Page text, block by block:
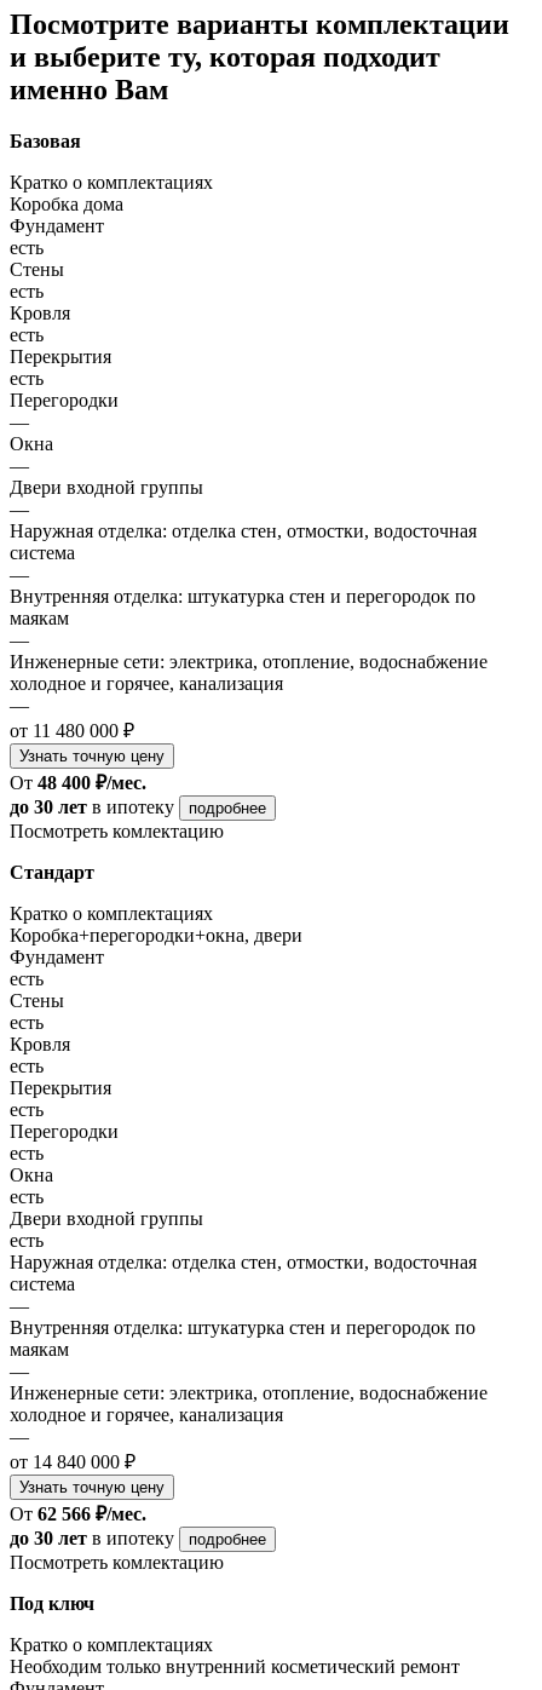
Посмотрите варианты комплектации
и выберите ту, которая подходит
именно Вам
Базовая
Кратко о комплектациях
Коробка дома
Фундамент
есть
Стены
есть
Кровля
есть
Перекрытия
есть
Перегородки
—
Окна
—
Двери входной группы
—
Наружная отделка: отделка стен, отмостки, водосточная
система
—
Внутренняя отделка: штукатурка стен и перегородок по
маякам
—
Инженерные сети: электрика, отопление, водоснабжение
холодное и горячее, канализация
—
от 11 480 000 ₽
Узнать точную цену
От 48 400 ₽/мес.
до 30 лет в ипотеку подробнее
Посмотреть комлектацию
Стандарт
Кратко о комплектациях
Коробка+перегородки+окна, двери
Фундамент
есть
Стены
есть
Кровля
есть
Перекрытия
есть
Перегородки
есть
Окна
есть
Двери входной группы
есть
Наружная отделка: отделка стен, отмостки, водосточная
система
—
Внутренняя отделка: штукатурка стен и перегородок по
маякам
—
Инженерные сети: электрика, отопление, водоснабжение
холодное и горячее, канализация
—
от 14 840 000 ₽
Узнать точную цену
От 62 566 ₽/мес.
до 30 лет в ипотеку подробнее
Посмотреть комлектацию
Под ключ
Кратко о комплектациях
Необходим только внутренний косметический ремонт